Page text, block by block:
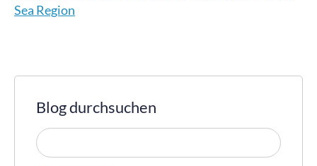
Sea Region
Blog durchsuchen